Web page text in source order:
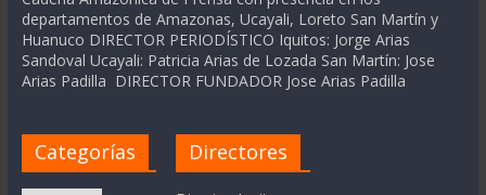
departamentos de Amazonas, Ucayali, Loreto San Martín y
Huanuco DIRECTOR PERIODÍSTICO Iquitos: Jorge Arias
Sandoval Ucayali: Patricia Arias de Lozada San Martín: Jose
Arias Padilla DIRECTOR FUNDADOR Jose Arias Padilla
Categorías Directores